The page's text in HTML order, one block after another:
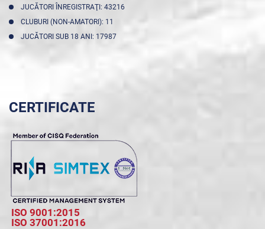
JUCĂTORI ÎNREGISTRAŢI: 43216
CLUBURI (NON-AMATORI): 11
JUCĂTORI SUB 18 ANI: 17987
CERTIFICATE
ISO 9001:2015
ISO 37001:2016